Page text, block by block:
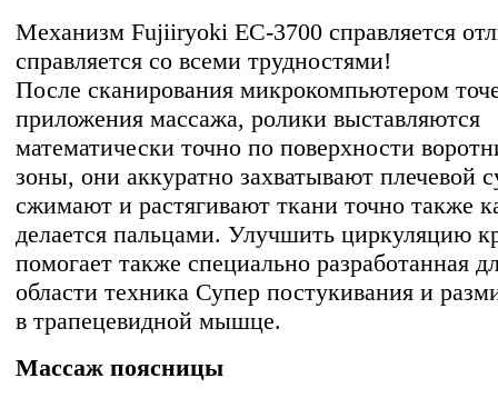
Механизм Fujiiryoki EC-3700 справляется
справляется со всеми трудностями!
После сканирования микрокомпьютером
приложения массажа, ролики выставляются
математически точно по поверхности
зоны, они аккуратно захватывают плечевой
сжимают и растягивают ткани точно также
делается пальцами. Улучшить циркуляцию
помогает также специально разработанная
области техника Супер постукивания и
в трапецевидной мышце.
Массаж поясницы